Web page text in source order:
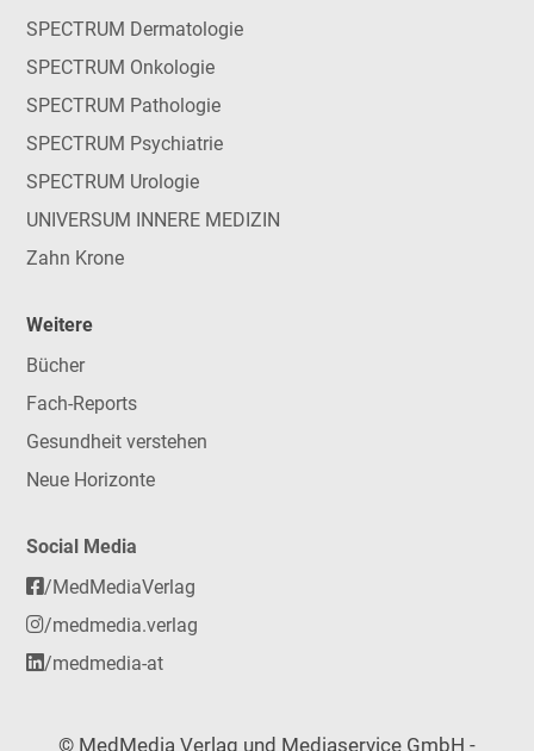
SPECTRUM Dermatologie
SPECTRUM Onkologie
SPECTRUM Pathologie
SPECTRUM Psychiatrie
SPECTRUM Urologie
UNIVERSUM INNERE MEDIZIN
Zahn Krone
Weitere
Bücher
Fach-Reports
Gesundheit verstehen
Neue Horizonte
Social Media
/MedMediaVerlag
/medmedia.verlag
/medmedia-at
© MedMedia Verlag und Mediaservice GmbH -